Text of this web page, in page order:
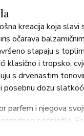
kreacija koja slavi
očarava
stapaju s
klasično i tropsko,
s drvenastim
posebnu dozu
parfem i njegova
podrijetla,
maceracije – praksu